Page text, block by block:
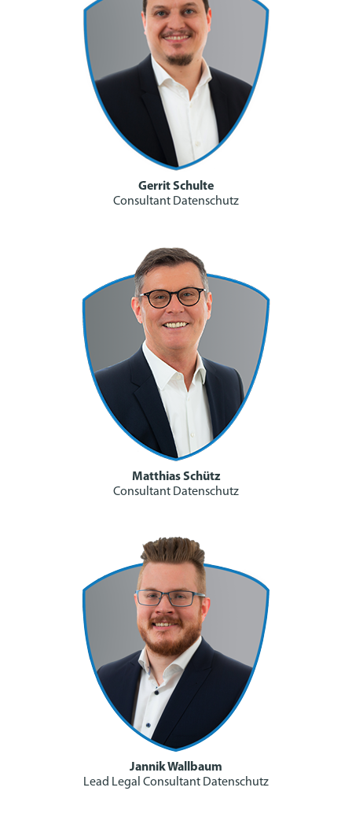
Gerrit Schulte
Consultant Datenschutz
Matthias Schütz
Consultant Datenschutz
Jannik Wallbaum
Lead Legal Consultant Datenschutz